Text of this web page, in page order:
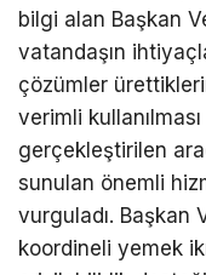
bilgi alan Başkan
vatandaşın
çözümler
verimli
gerçekleştirilen
sunulan önemli
vurguladı. Başkan
koordineli yemek